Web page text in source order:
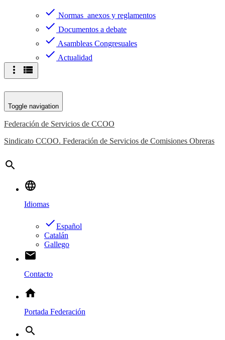
check Normas anexos y reglamentos
check Documentos a debate
check Asambleas Congresuales
check Actualidad
more_vert view_list
Toggle navigation
Federación de Servicios de CCOO
Sindicato CCOO. Federación de Servicios de Comisiones Obreras
search
language
Idiomas
doneEspañol
Catalán
Gallego
email
Contacto
home
Portada Federación
search